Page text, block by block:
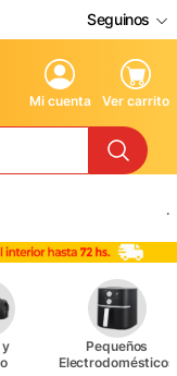
Seguinos
Mi cuenta Ver carrito
.
Pequeños
Electrodomésticos